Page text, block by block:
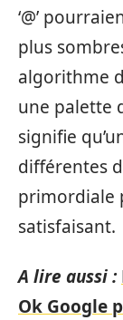
‘@’
plus
algorithme
une palette
signifie
différentes
primordiale
satisfaisant.
A lire aussi :
Ok Google